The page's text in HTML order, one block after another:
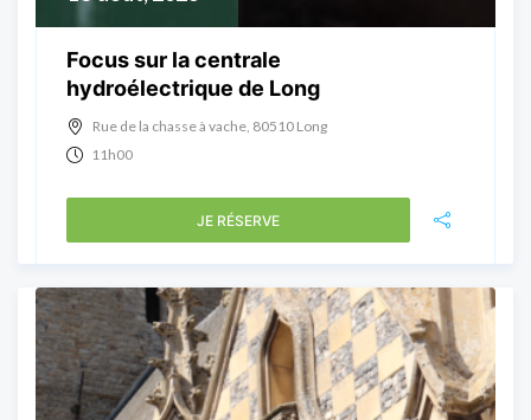
Focus sur la centrale
hydroélectrique de Long
Rue de la chasse à vache, 80510 Long
11h00
JE RÉSERVE